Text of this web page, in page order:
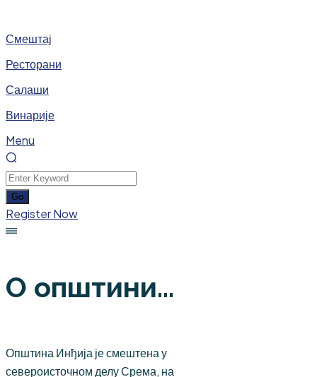
Смештај
Ресторани
Салаши
Винарије
Menu
Register Now
О општини...
Општина Инђија је смештена у
североисточном делу Срема, на